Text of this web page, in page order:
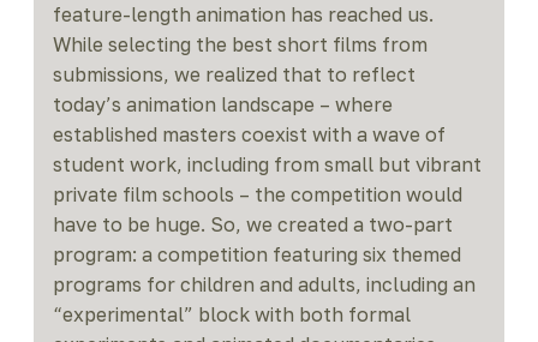
feature-length animation has reached us.
While selecting the best short films from
submissions, we realized that to reflect
today’s animation landscape – where
established masters coexist with a wave of
student work, including from small but vibrant
private film schools – the competition would
have to be huge. So, we created a two-part
program: a competition featuring six themed
programs for children and adults, including an
“experimental” block with both formal